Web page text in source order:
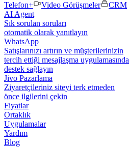
Telefon+
Video Görüşmeler
CRM
AI Agent
Sık sorulan soruları
otomatik olarak yanıtlayın
WhatsApp
Satışlarınızı artırın ve müşterilerinizin
tercih ettiği mesajlaşma uygulamasında
destek sağlayın
Jivo Pazarlama
Ziyaretçileriniz siteyi terk etmeden
önce ilgilerini çekin
Fiyatlar
Ortaklık
Uygulamalar
Yardım
Blog